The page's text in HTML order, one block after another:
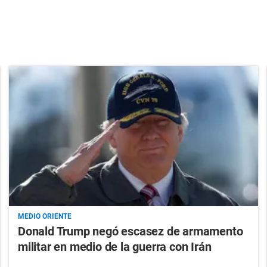
MEDIO ORIENTE
Donald Trump negó escasez de armamento
militar en medio de la guerra con Irán